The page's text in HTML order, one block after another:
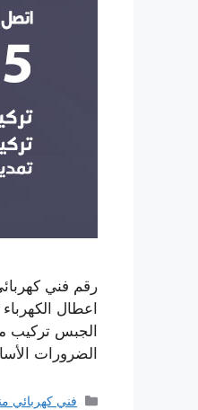
اعطال
الجبس تركيب
الضرورات
التصنيفات
فني كهربائي